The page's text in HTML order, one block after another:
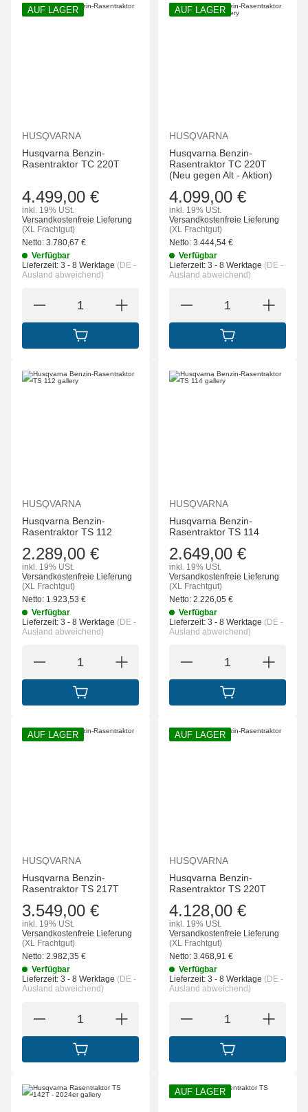
AUF LAGER
HUSQVARNA
Husqvarna Benzin-
Rasentraktor TC 220T
4.499,00 €
inkl. 19% USt.
Versandkostenfreie Lieferung
(XL Frachtgut)
Netto: 3.780,67 €
Verfügbar
Lieferzeit: 3 - 8 Werktage (DE -
Ausland abweichend)
IN DEN WARENKORB
AUF LAGER
HUSQVARNA
Husqvarna Benzin-
Rasentraktor TC 220T
(Neu gegen Alt - Aktion)
4.099,00 €
inkl. 19% USt.
Versandkostenfreie Lieferung
(XL Frachtgut)
Netto: 3.444,54 €
Verfügbar
Lieferzeit: 3 - 8 Werktage (DE -
Ausland abweichend)
IN DEN
HUSQVARNA
Husqvarna Benzin-
Rasentraktor TS 112
2.289,00 €
inkl. 19% USt.
Versandkostenfreie Lieferung
(XL Frachtgut)
Netto: 1.923,53 €
Verfügbar
Lieferzeit: 3 - 8 Werktage (DE -
Ausland abweichend)
IN DEN WARENKORB
HUSQVARNA
Husqvarna Benzin-
Rasentraktor TS 114
2.649,00 €
inkl. 19% USt.
Versandkostenfreie Lieferung
(XL Frachtgut)
Netto: 2.226,05 €
Verfügbar
Lieferzeit: 3 - 8 Werktage (DE -
Ausland abweichend)
IN DEN
AUF LAGER
HUSQVARNA
Husqvarna Benzin-
Rasentraktor TS 217T
3.549,00 €
inkl. 19% USt.
Versandkostenfreie Lieferung
(XL Frachtgut)
Netto: 2.982,35 €
Verfügbar
Lieferzeit: 3 - 8 Werktage (DE -
Ausland abweichend)
IN DEN WARENKORB
AUF LAGER
HUSQVARNA
Husqvarna Benzin-
Rasentraktor TS 220T
4.128,00 €
inkl. 19% USt.
Versandkostenfreie Lieferung
(XL Frachtgut)
Netto: 3.468,91 €
Verfügbar
Lieferzeit: 3 - 8 Werktage (DE -
Ausland abweichend)
IN DEN
AUF LAGER